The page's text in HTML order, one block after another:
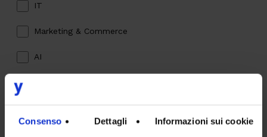
Consenso Dettagli Informazioni sui cookie
IT
Marketing & Commerce
AI
PRIVACY *